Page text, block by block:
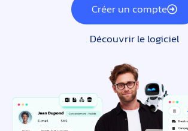
Créer un compte
Découvrir le logiciel